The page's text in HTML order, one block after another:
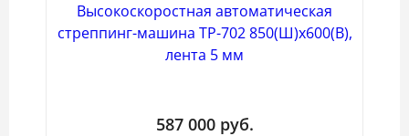
Высокоскоростная автоматическая
стреппинг-машина ТР-702 850(Ш)х600(В),
лента 5 мм
587 000 руб.